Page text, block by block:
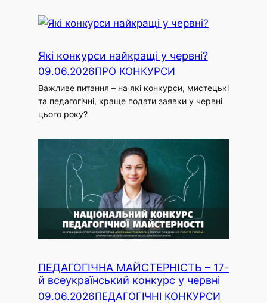
Які конкурси найкращі у червні?
09.06.2026ПРО КОНКУРСИ
Важливе питання – на які конкурси, мистецькі
та педагогічні, краще подати заявки у червні
цього року?
ПЕДАГОГІЧНА МАЙСТЕРНІСТЬ – 17-
й всеукраїнський конкурс у червні
09.06.2026ПЕДАГОГІЧНІ КОНКУРСИ